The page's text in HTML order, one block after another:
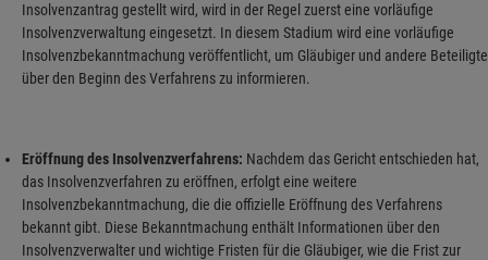
Insolvenzantrag gestellt wird, wird in der Regel zuerst eine vorläufige
Insolvenzverwaltung eingesetzt. In diesem Stadium wird eine vorläufige
Insolvenzbekanntmachung veröffentlicht, um Gläubiger und andere Beteiligte
über den Beginn des Verfahrens zu informieren.
Eröffnung des Insolvenzverfahrens: Nachdem das Gericht entschieden hat,
das Insolvenzverfahren zu eröffnen, erfolgt eine weitere
Insolvenzbekanntmachung, die die offizielle Eröffnung des Verfahrens
bekannt gibt. Diese Bekanntmachung enthält Informationen über den
Insolvenzverwalter und wichtige Fristen für die Gläubiger, wie die Frist zur